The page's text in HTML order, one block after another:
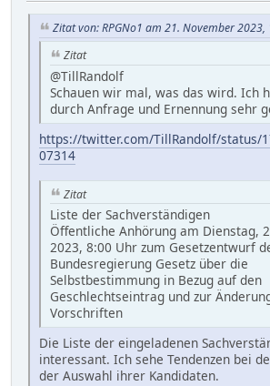
Zitat von: RPGNo1 am 21. November 2023,
Zitat
@TillRandolf
Schauen wir mal, was das wird. Ich
durch Anfrage und Ernennung sehr
https://twitter.com/TillRandolf/status/
07314
Zitat
Liste der Sachverständigen
Öffentliche Anhörung am Dienstag,
2023, 8:00 Uhr zum Gesetzentwurf
Bundesregierung Gesetz über die
Selbstbestimmung in Bezug auf den
Geschlechtseintrag und zur
Vorschriften
Die Liste der eingeladenen
interessant. Ich sehe Tendenzen bei
der Auswahl ihrer Kandidaten.